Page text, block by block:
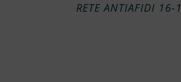
RETE ANTIAFIDI 16-